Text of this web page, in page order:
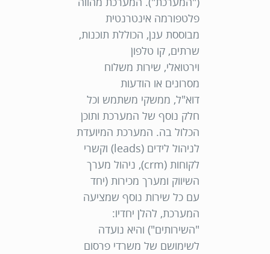
פלטפורמה אינטרנטית
מבוססת ענן, הכוללת תוכנות,
שרתים, קו טלפון
וירטואלי, שירות משלוח
מסרונים או הודעות
דוא"ל, ממשקי משתמש וכל
חלק נוסף של המערכת ותוכן
הכלול בה. המערכת המיועדת
לניהול לידים (leads) וקשרי
לקוחות (crm), ניהול מערך
השיווק ומערך מכירות (יחד
עם כל שירות נוסף שמציעה
המערכת, להלן יחדיו:
"השירותים") והיא נועדה
לשימושם של משרדי פרסום